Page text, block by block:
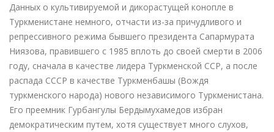
Данных о культивируемой и дикорастущей конопле в
Туркменистане немного, отчасти из-за причудливого и
репрессивного режима бывшего президента Сапармурата
Ниязова, правившего с 1985 вплоть до своей смерти в 2006
году, сначала в качестве лидера Туркменской ССР, а после
распада СССР в качестве Туркменбашы (Вождя
туркменского народа) нового независимого Туркменистана.
Его преемник Гурбангулы Бердымухамедов избран
демократическим путем, хотя существует много слухов,